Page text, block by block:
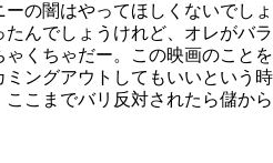
の闇はやってほしくないでしょ
んでしょうけれど、オレがバラ
くちゃだー。この映画のことを
ングアウトしてもいいという時
こまでバリ反対されたら儲から